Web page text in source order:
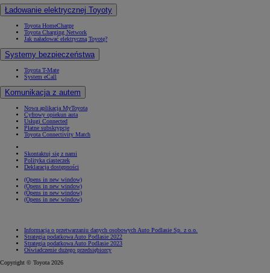
Ładowanie elektrycznej Toyoty
Toyota HomeCharge
Toyota Charging Network
Jak naładować elektryczną Toyotę?
Systemy bezpieczeństwa
Toyota T-Mate
System eCall
Komunikacja z autem
Nowa aplikacja MyToyota
Cyfrowy opiekun auta
Usługi Connected
Płatne subskrypcje
Toyota Connectivity Match
Skontaktuj się z nami
Polityka ciasteczek
Deklaracja dostępności
(Opens in new window)
(Opens in new window)
(Opens in new window)
(Opens in new window)
Informacja o przetwarzaniu danych osobowych Auto Podlasie Sp. z o.o.
Strategia podatkowa Auto Podlasie 2022
Strategia podatkowa Auto Podlasie 2023
Oświadczenie dużego przedsiębiorcy
Copyright © Toyota 2026